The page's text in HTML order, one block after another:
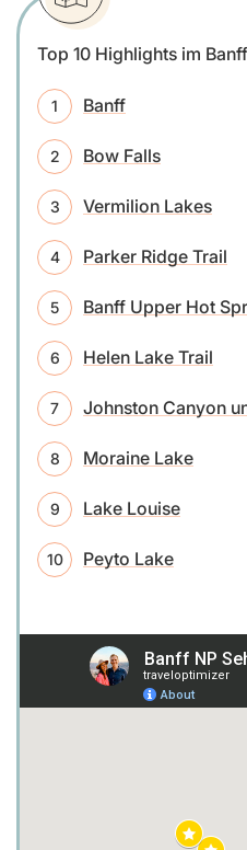
Top 10 Highlights im
Banff
Bow Falls
Vermilion Lakes
Parker Ridge Trail
Banff Upper Hot
Helen Lake Trail
Johnston Canyon
Moraine Lake
Lake Louise
Peyto Lake